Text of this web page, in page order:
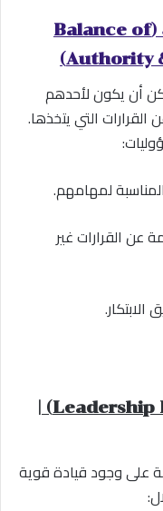
2. مبدأ موازنة السلطة والمسؤولية (Balance of
Authority
أن يكون لأحدهم
التي يتخذها.
لمهامهم.
عن القرارات غير
3. مبدأ القيادة الفعالة (Leadership Principle) |
على وجود قيادة قوية